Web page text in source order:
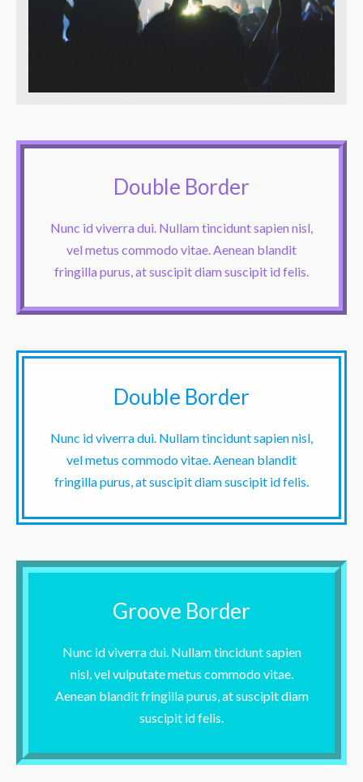
Double Border
Nunc id viverra dui. Nullam tincidunt sapien nisl,
vel metus commodo vitae. Aenean blandit
fringilla purus, at suscipit diam suscipit id felis.
Double Border
Nunc id viverra dui. Nullam tincidunt sapien nisl,
vel metus commodo vitae. Aenean blandit
fringilla purus, at suscipit diam suscipit id felis.
Groove Border
Nunc id viverra dui. Nullam tincidunt sapien
nisl, vel vulputate metus commodo vitae.
Aenean blandit fringilla purus, at suscipit diam
suscipit id felis.